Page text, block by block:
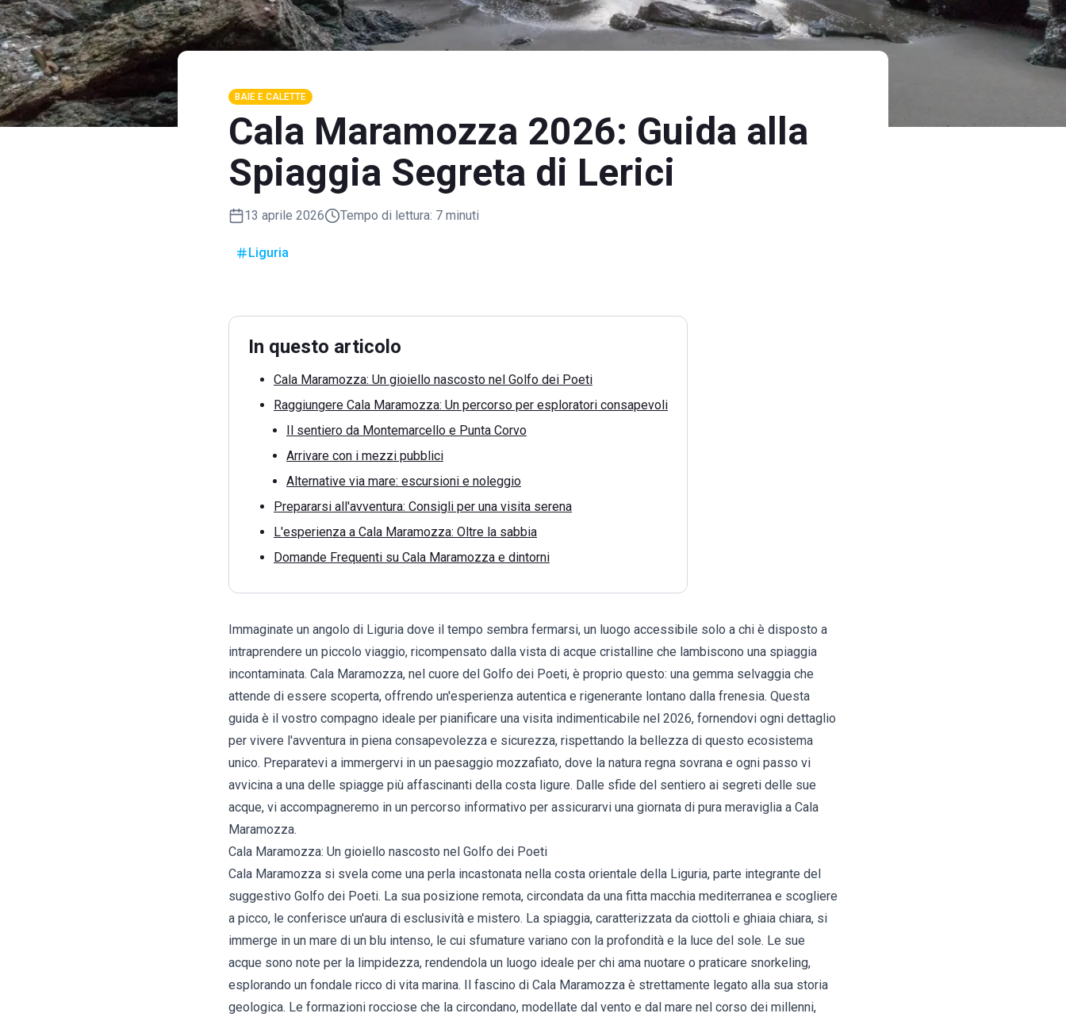
BAIE E CALETTE
Cala Maramozza 2026: Guida alla
Spiaggia Segreta di Lerici
13 aprile 2026 Tempo di lettura: 7 minuti
Liguria
In questo articolo
Cala Maramozza: Un gioiello nascosto nel Golfo dei Poeti
Raggiungere Cala Maramozza: Un percorso per esploratori consapevoli
Il sentiero da Montemarcello e Punta Corvo
Arrivare con i mezzi pubblici
Alternative via mare: escursioni e noleggio
Prepararsi all'avventura: Consigli per una visita serena
L'esperienza a Cala Maramozza: Oltre la sabbia
Domande Frequenti su Cala Maramozza e dintorni
Immaginate un angolo di Liguria dove il tempo sembra fermarsi, un luogo accessibile solo a chi è disposto a
intraprendere un piccolo viaggio, ricompensato dalla vista di acque cristalline che lambiscono una spiaggia
incontaminata. Cala Maramozza, nel cuore del Golfo dei Poeti, è proprio questo: una gemma selvaggia che
attende di essere scoperta, offrendo un'esperienza autentica e rigenerante lontano dalla frenesia. Questa
guida è il vostro compagno ideale per pianificare una visita indimenticabile nel 2026, fornendovi ogni dettaglio
per vivere l'avventura in piena consapevolezza e sicurezza, rispettando la bellezza di questo ecosistema
unico. Preparatevi a immergervi in un paesaggio mozzafiato, dove la natura regna sovrana e ogni passo vi
avvicina a una delle spiagge più affascinanti della costa ligure. Dalle sfide del sentiero ai segreti delle sue
acque, vi accompagneremo in un percorso informativo per assicurarvi una giornata di pura meraviglia a Cala
Maramozza.
Cala Maramozza: Un gioiello nascosto nel Golfo dei Poeti
Cala Maramozza si svela come una perla incastonata nella costa orientale della Liguria, parte integrante del
suggestivo Golfo dei Poeti. La sua posizione remota, circondata da una fitta macchia mediterranea e scogliere
a picco, le conferisce un'aura di esclusività e mistero. La spiaggia, caratterizzata da ciottoli e ghiaia chiara, si
immerge in un mare di un blu intenso, le cui sfumature variano con la profondità e la luce del sole. Le sue
acque sono note per la limpidezza, rendendola un luogo ideale per chi ama nuotare o praticare snorkeling,
esplorando un fondale ricco di vita marina. Il fascino di Cala Maramozza è strettamente legato alla sua storia
geologica. Le formazioni rocciose che la circondano, modellate dal vento e dal mare nel corso dei millenni,